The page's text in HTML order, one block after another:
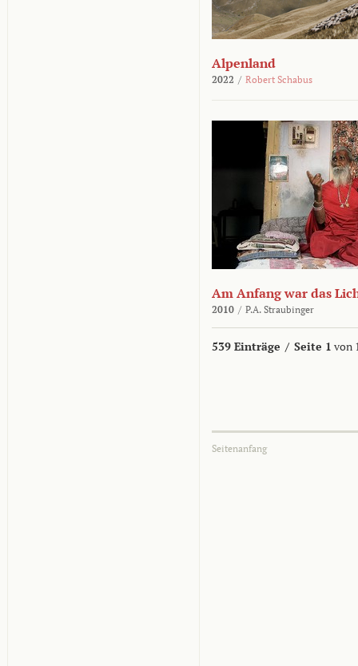
Alpenland
2022 / Robert Schabus
Am Anfang war das
2010 / P.A. Straubinger
539 Einträge / Seite 1 von
Seitenanfang